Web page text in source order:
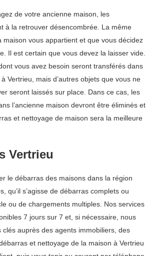
de votre ancienne maison, les
à la retrouver désencombrée. La même
maison vous appartient et que vous décidez
Il est certain que vous devez la laisser vide.
vous avez besoin seront transférés dans
Vertrieu, mais d’autres objets que vous ne
seront laissés sur place. Dans ce cas, les
l’ancienne maison devront être éliminés et
et nettoyage de maison sera la meilleure
Vertrieu
le débarras des maisons dans la région
qu’il s’agisse de débarras complets ou
ou de chargements multiples. Nos services
7 jours sur 7 et, si nécessaire, nous
clés auprès des agents immobiliers, des
et nettoyage de la maison à Vertrieu